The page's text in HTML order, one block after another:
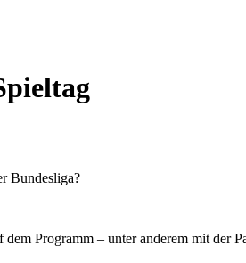
Bundesliga?
Programm – unter anderem mit